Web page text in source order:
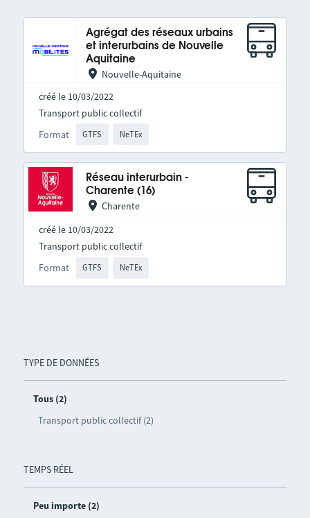
TYPE DE DONNÉES
Tous (2)
Transport public collectif (2)
TEMPS RÉEL
Peu importe (2)
Agrégat des réseaux urbains
et interurbains de Nouvelle
Aquitaine
Nouvelle-Aquitaine
créé le 10/03/2022
Format GTFS NeTEx
Transport public collectif
Réseau interurbain -
Charente (16)
Charente
créé le 10/03/2022
Format GTFS NeTEx
Transport public collectif